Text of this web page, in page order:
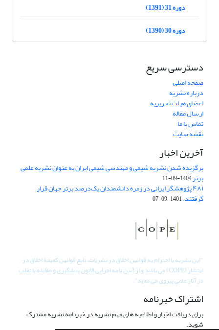
دوره 31 (1391)
دوره 30 (1390)
دسترسی سریع
صفحه اصلی
درباره نشریه
اعضای هیات تحریریه
ارسال مقاله
تماس با ما
نقشه سایت
آخرین اخبار
برگزیده شدن نشریه شیمی و مهندسی شیمی ایران به عنوان نشریه علمی
برتر1404-09-11
۴۸۱ پژوهشگر ایرانی در زمره دانشمندان یک‌درصد برتر جهان قرار
گرفتند.1401-09-07
"این نشریه با احترام به قوانین اخلاق در نشریات، تابع قوانین کمیتۀ اخلاق در
انتشار (COPE) می باشد و از آیین نامه اجرایی قانون پیشگیری و مقابله با تقلب
در آثار علمی پیروی می نماید".
اشتراک خبرنامه
برای دریافت اخبار و اطلاعیه های مهم نشریه در خبرنامه نشریه مشترک
شوید.